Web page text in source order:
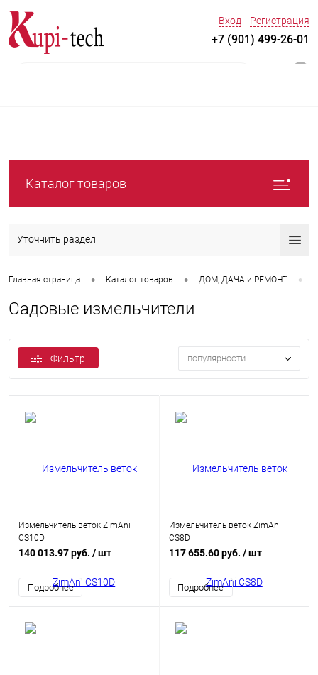
Вход Регистрация
+7 (901) 499-26-01
Каталог товаров
Уточнить раздел
Главная страница • Каталог товаров • ДOM, ДАЧА и РЕМОНТ •
Садовые измельчители
Фильтр популярности
Измельчитель веток ZimAni
CS10D
140 013.97 руб. / шт
Подробнее
Измельчитель веток ZimAni
CS8D
117 655.60 руб. / шт
Подробнее